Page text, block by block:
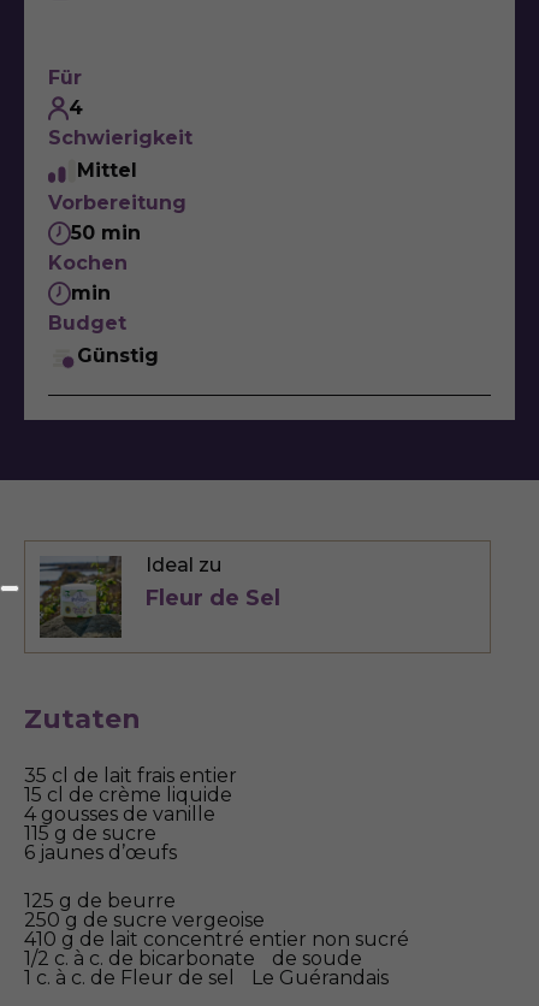
Für
4
Schwierigkeit
Mittel
Vorbereitung
50 min
Kochen
min
Budget
Günstig
Ideal zu
Fleur de Sel
Zutaten
35 cl de lait frais entier
15 cl de crème liquide
4 gousses de vanille
115 g de sucre
6 jaunes d’œufs
125 g de beurre
250 g de sucre vergeoise
410 g de lait concentré entier non sucré
1/2 c. à c. de bicarbonate de soude
1 c. à c. de Fleur de sel Le Guérandais